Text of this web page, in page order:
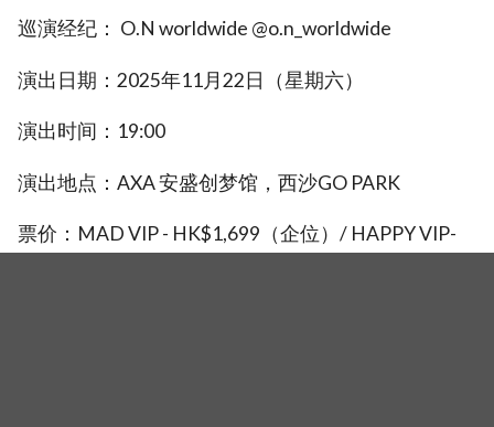
巡演经纪： O.N worldwide @o.n_worldwide
演出日期：2025年11月22日（星期六）
演出时间：19:00
演出地点：AXA 安盛创梦馆，西沙GO PARK
票价：MAD VIP - HK$1,699（企位）/ HAPPY VIP-